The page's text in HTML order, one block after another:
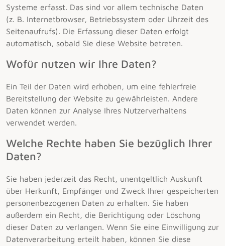
Systeme erfasst. Das sind vor allem technische Daten
(z. B. Internetbrowser, Betriebssystem oder Uhrzeit des
Seitenaufrufs). Die Erfassung dieser Daten erfolgt
automatisch, sobald Sie diese Website betreten.
Wofür nutzen wir Ihre Daten?
Ein Teil der Daten wird erhoben, um eine fehlerfreie
Bereitstellung der Website zu gewährleisten. Andere
Daten können zur Analyse Ihres Nutzerverhaltens
verwendet werden.
Welche Rechte haben Sie bezüglich Ihrer
Daten?
Sie haben jederzeit das Recht, unentgeltlich Auskunft
über Herkunft, Empfänger und Zweck Ihrer gespeicherten
personenbezogenen Daten zu erhalten. Sie haben
außerdem ein Recht, die Berichtigung oder Löschung
dieser Daten zu verlangen. Wenn Sie eine Einwilligung zur
Datenverarbeitung erteilt haben, können Sie diese